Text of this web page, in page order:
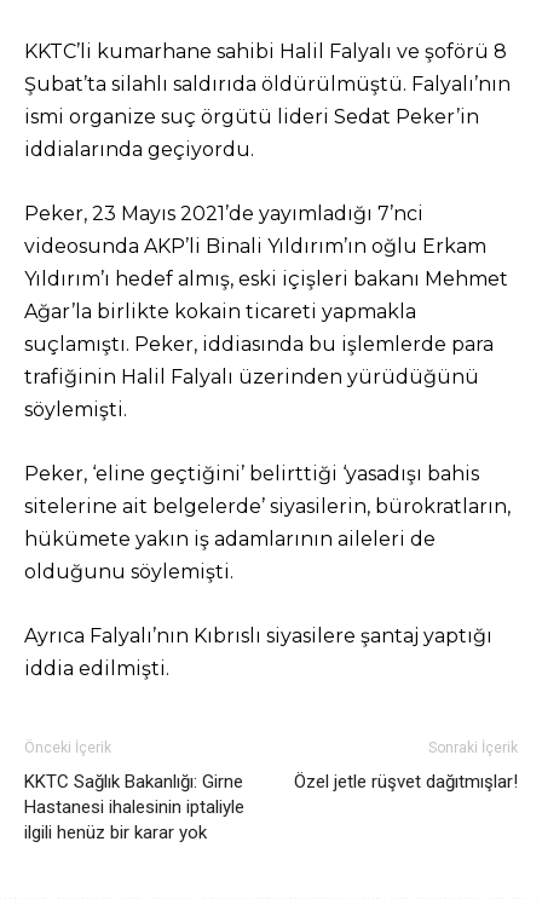
KKTC’li kumarhane sahibi Halil Falyalı ve şoförü 8
Şubat’ta silahlı saldırıda öldürülmüştü. Falyalı’nın
ismi organize suç örgütü lideri Sedat Peker’in
iddialarında geçiyordu.
Peker, 23 Mayıs 2021’de yayımladığı 7’nci
videosunda AKP’li Binali Yıldırım’ın oğlu Erkam
Yıldırım’ı hedef almış, eski içişleri bakanı Mehmet
Ağar’la birlikte kokain ticareti yapmakla
suçlamıştı. Peker, iddiasında bu işlemlerde para
trafiğinin Halil Falyalı üzerinden yürüdüğünü
söylemişti.
Peker, ‘eline geçtiğini’ belirttiği ‘yasadışı bahis
sitelerine ait belgelerde’ siyasilerin, bürokratların,
hükümete yakın iş adamlarının aileleri de
olduğunu söylemişti.
Ayrıca Falyalı’nın Kıbrıslı siyasilere şantaj yaptığı
iddia edilmişti.
Önceki İçerik
KKTC Sağlık Bakanlığı: Girne
Hastanesi ihalesinin iptaliyle
ilgili henüz bir karar yok
Sonraki İçerik
Özel jetle rüşvet dağıtmışlar!